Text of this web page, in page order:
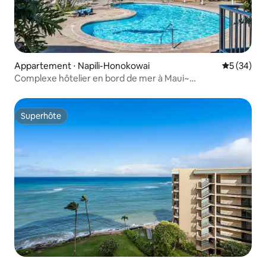
Appartement ⋅ Napili-Honokowai
5 (34)
Complexe hôtelier en bord de mer à Maui~
Bay !
Superhôte
Superhôte